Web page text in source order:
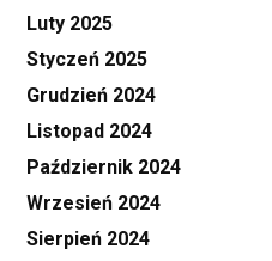
Luty 2025
Styczeń 2025
Grudzień 2024
Listopad 2024
Październik 2024
Wrzesień 2024
Sierpień 2024